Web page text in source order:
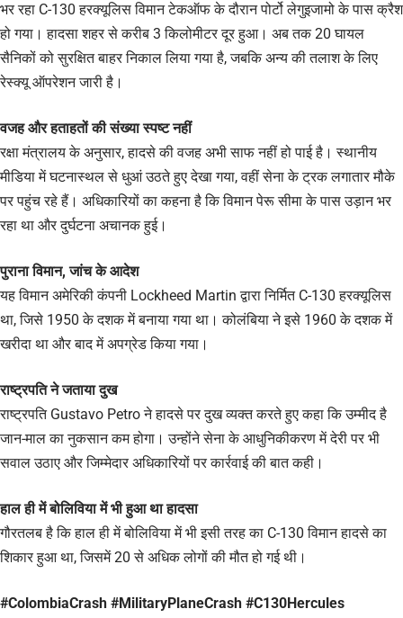
भर रहा C-130 हरक्यूलिस विमान टेकऑफ के दौरान पोर्टो लेगुइजामो के पास क्रैश
हो गया। हादसा शहर से करीब 3 किलोमीटर दूर हुआ। अब तक 20 घायल
सैनिकों को सुरक्षित बाहर निकाल लिया गया है, जबकि अन्य की तलाश के लिए
रेस्क्यू ऑपरेशन जारी है।
वजह और हताहतों की संख्या स्पष्ट नहीं
रक्षा मंत्रालय के अनुसार, हादसे की वजह अभी साफ नहीं हो पाई है। स्थानीय
मीडिया में घटनास्थल से धुआं उठते हुए देखा गया, वहीं सेना के ट्रक लगातार मौके
पर पहुंच रहे हैं। अधिकारियों का कहना है कि विमान पेरू सीमा के पास उड़ान भर
रहा था और दुर्घटना अचानक हुई।
पुराना विमान, जांच के आदेश
यह विमान अमेरिकी कंपनी Lockheed Martin द्वारा निर्मित C-130 हरक्यूलिस
था, जिसे 1950 के दशक में बनाया गया था। कोलंबिया ने इसे 1960 के दशक में
खरीदा था और बाद में अपग्रेड किया गया।
राष्ट्रपति ने जताया दुख
राष्ट्रपति Gustavo Petro ने हादसे पर दुख व्यक्त करते हुए कहा कि उम्मीद है
जान-माल का नुकसान कम होगा। उन्होंने सेना के आधुनिकीकरण में देरी पर भी
सवाल उठाए और जिम्मेदार अधिकारियों पर कार्रवाई की बात कही।
हाल ही में बोलिविया में भी हुआ था हादसा
गौरतलब है कि हाल ही में बोलिविया में भी इसी तरह का C-130 विमान हादसे का
शिकार हुआ था, जिसमें 20 से अधिक लोगों की मौत हो गई थी।
#ColombiaCrash #MilitaryPlaneCrash #C130Hercules